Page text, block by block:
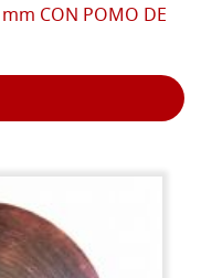
CON POMO DE